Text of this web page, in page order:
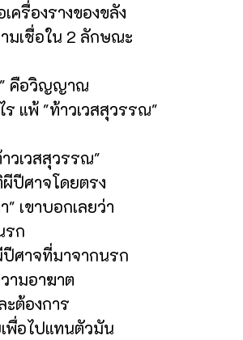
ครื่องรางของขลัง
มเชื่อใน 2 ลักษณะ
" คือวิญญาณ
แพ้ "ท้าวเวสสุวรรณ"
วเวสสุวรรณ"
ปีศาจโดยตรง
เขาบอกเลยว่า
รก
ศาจที่มาจากนรก
ามอาฆาต
ต้องการ
พื่อไปแทนตัวมัน